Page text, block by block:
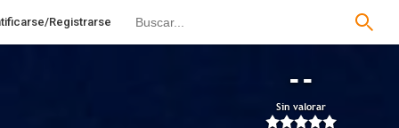
Registrarse
--
Sin valorar